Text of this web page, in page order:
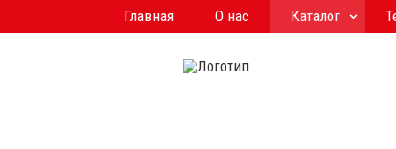
Главная О нас Каталог